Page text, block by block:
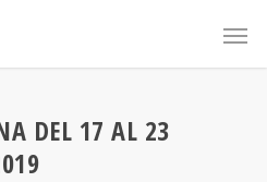
DEL 17 AL 23